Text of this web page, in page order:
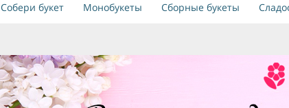
Собери букет Монобукеты Сборные букеты